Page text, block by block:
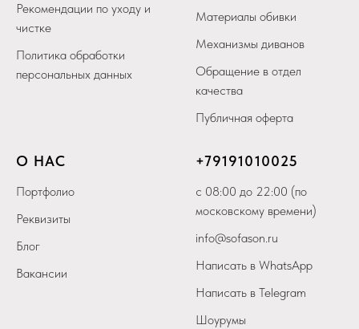
Рекомендации по уходу и
чистке
Политика обработки
персональных данных
Материалы обивки
Механизмы диванов
Обращение в отдел
качества
Публичная оферта
О НАС
Портфолио
Реквизиты
Блог
Вакансии
+79191010025
с 08:00 до 22:00 (по
московскому времени)
info@sofason.ru
Написать в WhatsApp
Написать в Telegram
Шоурумы